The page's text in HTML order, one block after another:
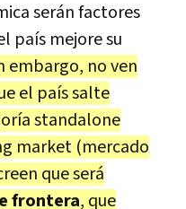
serán factores
país mejore su
embargo, no ven
el país salte
standalone
market (mercado
que será
frontera, que